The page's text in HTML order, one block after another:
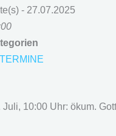
- 27.07.2025
TERMINE
Juli, 10:00 Uhr: ökum.